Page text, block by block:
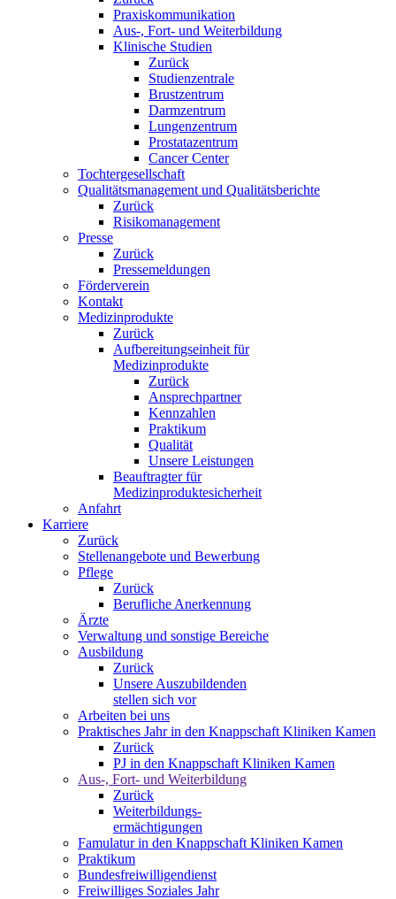
Praxiskommunikation
Aus-, Fort- und Weiterbildung
Klinische Studien
Zurück
Studienzentrale
Brustzentrum
Darmzentrum
Lungenzentrum
Prostatazentrum
Cancer Center
Tochtergesellschaft
Qualitätsmanagement und Qualitätsberichte
Zurück
Risikomanagement
Presse
Zurück
Pressemeldungen
Förderverein
Kontakt
Medizinprodukte
Zurück
Aufbereitungseinheit für
Medizinprodukte
Zurück
Ansprechpartner
Kennzahlen
Praktikum
Qualität
Unsere Leistungen
Beauftragter für
Medizinproduktesicherheit
Anfahrt
Karriere
Zurück
Stellenangebote und Bewerbung
Pflege
Zurück
Berufliche Anerkennung
Ärzte
Verwaltung und sonstige Bereiche
Ausbildung
Zurück
Unsere Auszubildenden
stellen sich vor
Arbeiten bei uns
Praktisches Jahr in den Knappschaft Kliniken Kamen
Zurück
PJ in den Knappschaft Kliniken Kamen
Aus-, Fort- und Weiterbildung
Zurück
Weiterbildungs-
ermächtigungen
Famulatur in den Knappschaft Kliniken Kamen
Praktikum
Bundesfreiwilligendienst
Freiwilliges Soziales Jahr